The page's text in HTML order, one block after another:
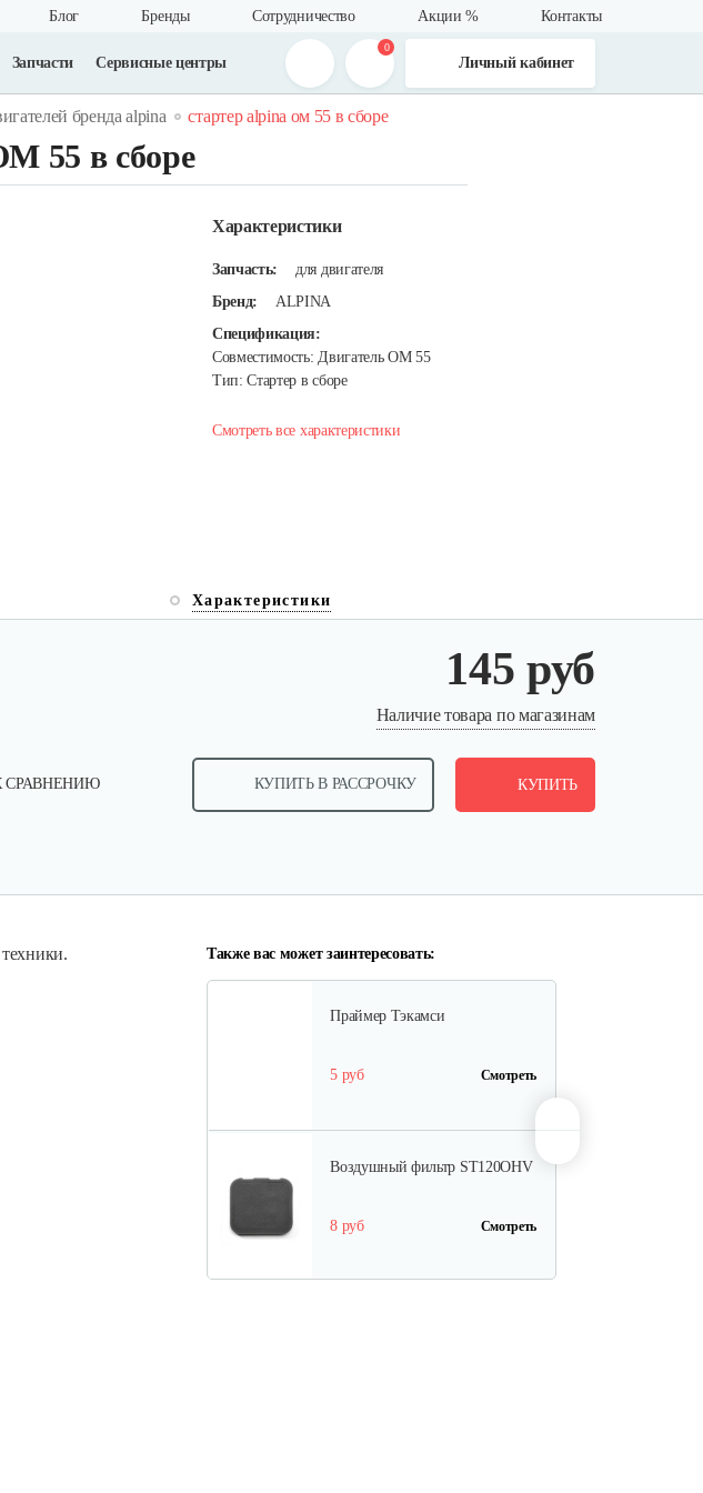
Блог Бренды Сотрудничество Акции % Контакты
Запчасти Сервисные центры
0
Личный кабинет
бренда alpina стартер alpina ом 55 в сборе
55 в сборе
Характеристики
Запчасть:
для двигателя
Бренд:
ALPINA
Спецификация:
Совместимость: Двигатель OM 55
Тип: Стартер в сборе
Смотреть все характеристики
Характеристики
145 руб
Наличие товара по магазинам
СРАВНЕНИЮ КУПИТЬ В РАССРОЧКУ КУПИТЬ
Также вас может заинтересовать:
Прокладка под карбюратор
5 руб Смотреть
Праймер Тэкамси
5 руб Смотреть
Воздушный фильтр ST120OHV
8 руб Смотреть